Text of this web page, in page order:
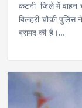
कटनी जिले में वाहन
बिलहरी चौकी पुलिस
बरामद की है।…